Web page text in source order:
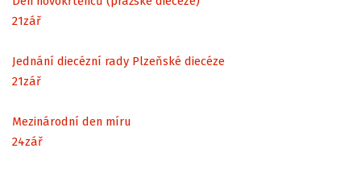
21zář
Jednání diecézní rady Plzeňské diecéze
21zář
Mezinárodní den míru
24zář